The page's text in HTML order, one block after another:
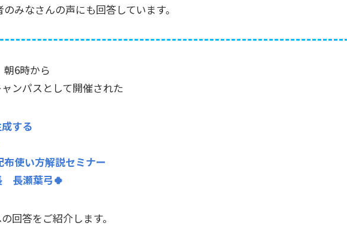
みなさんの声にも回答しています。
朝6時から
ンパスとして開催された
する
使い方解説セミナー
長瀬葉弓🍀
回答をご紹介します。